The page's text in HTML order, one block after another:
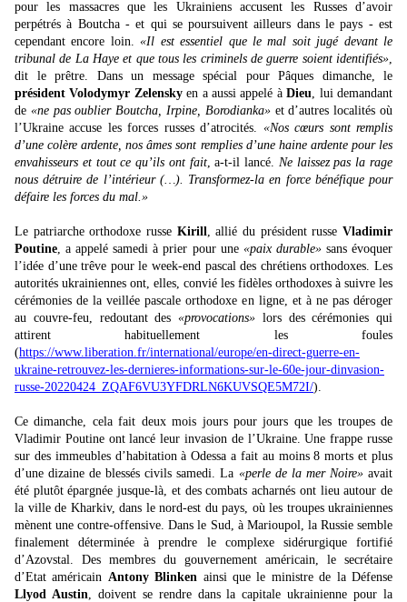
pour les massacres que les Ukrainiens accusent les Russes d’avoir
perpétrés à Boutcha - et qui se poursuivent ailleurs dans le pays - est
cependant encore loin.«Il est essentiel que le mal soit jugé devant le
tribunal de La Haye et que tous les criminels de guerre soient identifiés»,
dit le prêtre. Dans un message spécial pour Pâques dimanche, le
président Volodymyr Zelenskyen a aussi appelé àDieu, lui demandant
de «ne pas oublier Boutcha, Irpine, Borodianka»et d’autres localités où
l’Ukraine accuse les forces russes d’atrocités. «Nos cœurs sont remplis
d’une colère ardente, nos âmes sont remplies d’une haine ardente pour les
envahisseurs et tout ce qu’ils ont fait, a-t-il lancé. Ne laissez pas la rage
nous détruire de l’intérieur (…). Transformez-la en force bénéfique pour
défaire les forces du mal.»
Le patriarche orthodoxe russe Kirill, allié du président russeVladimir
Poutine, a appelé samedi à prier pour une«paix durable» sans évoquer
l’idée d’une trêve pour le week-end pascal des chrétiens orthodoxes. Les
autorités ukrainiennes ont, elles, convié les fidèles orthodoxes à suivre les
cérémonies de la veillée pascale orthodoxe en ligne, et à ne pas déroger
au couvre-feu, redoutant des «provocations» lors des cérémonies qui
attirent habituellement les foules
(https://www.liberation.fr/international/europe/en-direct-guerre-en-
ukraine-retrouvez-les-dernieres-informations-sur-le-60e-jour-dinvasion-
russe-20220424_ZQAF6VU3YFDRLN6KUVSQE5M72I/).
Ce dimanche, cela fait deux mois jours pour jours que les troupes de
Vladimir Poutine ont lancé leur invasion de l’Ukraine. Une frappe russe
sur des immeubles d’habitation à Odessa a fait au moins 8 morts et plus
d’une dizaine de blessés civils samedi. La «perle de la mer Noire»avait
été plutôt épargnée jusque-là, et des combats acharnés ont lieu autour de
la ville de Kharkiv, dans le nord-est du pays, où les troupes ukrainiennes
mènent une contre-offensive. Dans le Sud, à Marioupol, la Russie semble
finalement déterminée à prendre le complexe sidérurgique fortifié
d’Azovstal. Des membres du gouvernement américain, le secrétaire
d’Etat américain Antony Blinken ainsi que le ministre de la Défense
Llyod Austin, doivent se rendre dans la capitale ukrainienne pour la